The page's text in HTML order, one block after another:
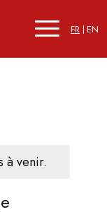
FR EN
à venir.